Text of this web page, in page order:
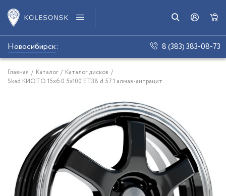
Новосибирск: 8 (383) 383-08-73
Главная / Каталог / Каталог дисков /
Skad КИОТО 15x6.0 5x100 ET38 d.57.1 алмаз-антрацит